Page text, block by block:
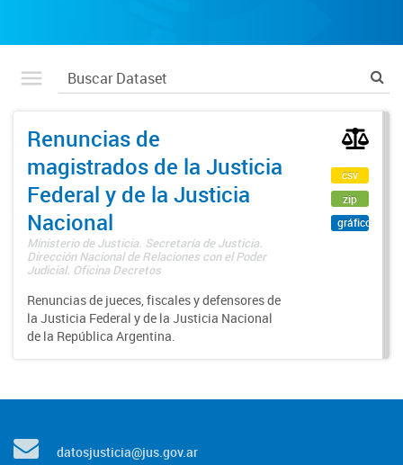
Renuncias de
magistrados de la Justicia
Federal y de la Justicia
Nacional
Ministerio de Justicia. Secretaría de Justicia.
Dirección Nacional de Relaciones con el Poder
Judicial. Oficina Decretos
Renuncias de jueces, fiscales y defensores de
la Justicia Federal y de la Justicia Nacional
de la República Argentina.
csv
zip
gráfico
datosjusticia@jus.gov.ar